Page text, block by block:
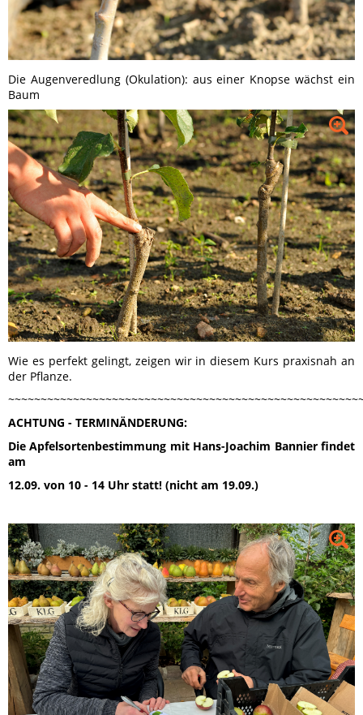
Die Augenveredlung (Okulation): aus einer Knopse wächst ein
Baum
Wie es perfekt gelingt, zeigen wir in diesem Kurs praxisnah an
der Pflanze.
ACHTUNG - TERMINÄNDERUNG:
Die Apfelsortenbestimmung mit Hans-Joachim Bannier findet
am
12.09. von 10 - 14 Uhr statt! (nicht am 19.09.)